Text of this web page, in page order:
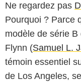
Ne regardez pas
Pourquoi ? Parce
modèle de série
Flynn (Samuel L.
témoin essentiel
de Los Angeles,